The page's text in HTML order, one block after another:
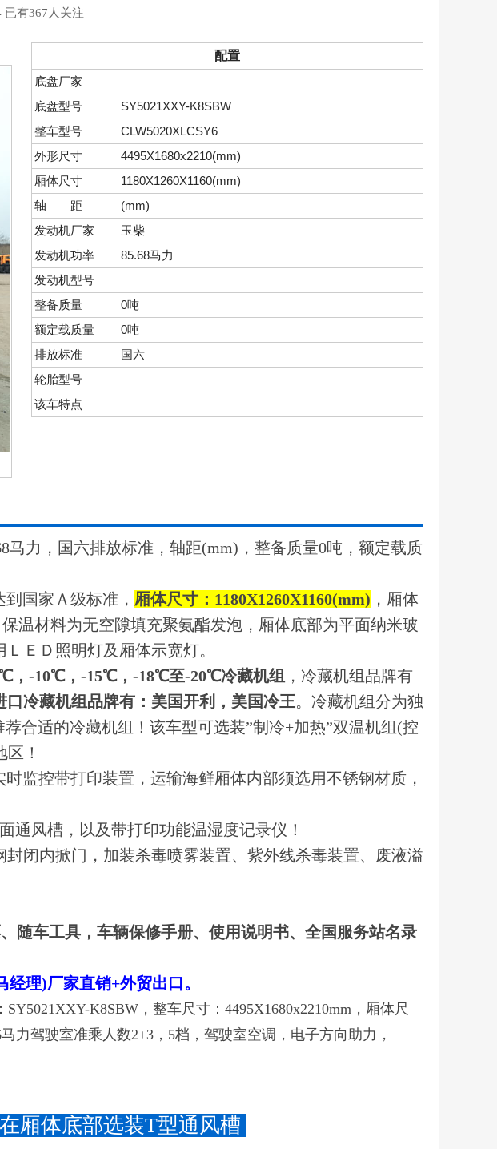
已有367人关注
配置
底盘厂家
底盘型号
SY5021XXY-K8SBW
整车型号
CLW5020XLCSY6
外形尺寸
4495X1680x2210(mm)
厢体尺寸
1180X1260X1160(mm)
轴 距
(mm)
发动机厂家
玉柴
发动机功率
85.68马力
发动机型号
整备质量
0吨
额定载质量
0吨
排放标准
国六
轮胎型号
该车特点
马力，国六排放标准，轴距(mm)，整备质量0吨，额定载质
国家Ａ级标准， 厢体尺寸：1180X1260X1160(mm) ，厢体
温材料为无空隙填充聚氨酯发泡，厢体底部为平面纳米玻
ＥＤ照明灯及厢体示宽灯。
，-10℃，-15℃，-18℃至-20℃冷藏机组 ，冷藏机组品牌有
口冷藏机组品牌有：美国开利，美国冷王。冷藏机组分为独
合适的冷藏机组！该车型可选装”制冷+加热”双温机组(控
！
监控带打印装置，运输海鲜厢体内部须选用不锈钢材质，
通风槽，以及带打印功能温湿度记录仪！
闭内掀门，加装杀毒喷雾装置、紫外线杀毒装置、废液溢
随车工具，车辆保修手册、使用说明书、全国服务站名录
理)厂家直销+外贸出口。
K8SBW，整车尺寸：4495X1680x2210mm，厢体尺
力驾驶室准乘人数2+3，5档，驾驶室空调，电子方向助力，
厢体底部选装T型通风槽